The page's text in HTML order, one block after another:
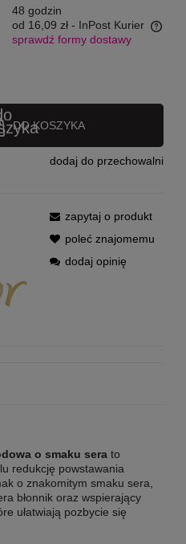
48 godzin
od 16,09 zł - InPost Kurier
kosztów płatności
sprawdź formy dostawy
DO KOSZYKA
dodaj do przechowalni
zapytaj o produkt
poleć znajomemu
dodaj opinię
o smaku sera to
redukcję powstawania
o znakomitym smaku sera,
błonnik oraz wspierający
ułatwiają pozbycie się